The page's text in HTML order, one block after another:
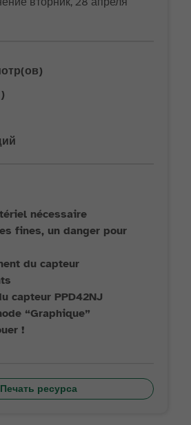
nécessaire
fines, un danger pour
du capteur
capteur PPD42NJ
“Graphique”
!
Печать ресурса